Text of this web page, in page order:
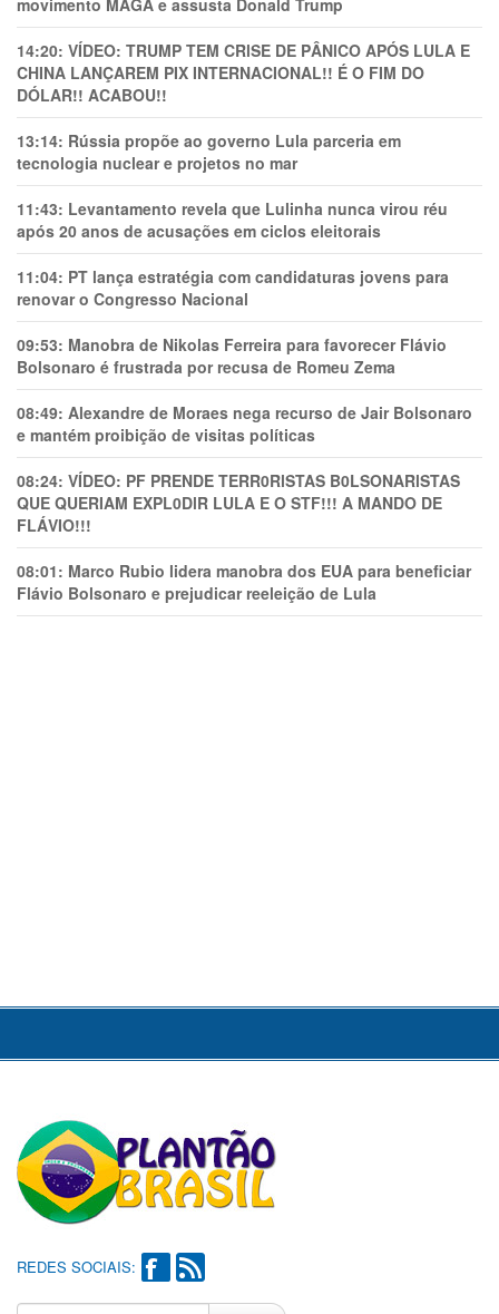
movimento MAGA e assusta Donald Trump
14:20: VÍDEO: TRUMP TEM CRlSE DE PÂNlCO APÓS LULA E
CHINA LANÇAREM PIX INTERNACIONAL!! É O FIM DO
DÓLAR!! ACABOU!!
13:14: Rússia propõe ao governo Lula parceria em
tecnologia nuclear e projetos no mar
11:43: Levantamento revela que Lulinha nunca virou réu
após 20 anos de acusações em ciclos eleitorais
11:04: PT lança estratégia com candidaturas jovens para
renovar o Congresso Nacional
09:53: Manobra de Nikolas Ferreira para favorecer Flávio
Bolsonaro é frustrada por recusa de Romeu Zema
08:49: Alexandre de Moraes nega recurso de Jair Bolsonaro
e mantém proibição de visitas políticas
08:24: VÍDEO: PF PRENDE TERR0RlSTAS B0LSONARlSTAS
QUE QUERIAM EXPL0DlR LULA E O STF!!! A MANDO DE
FLÁVIO!!!
08:01: Marco Rubio lidera manobra dos EUA para beneficiar
Flávio Bolsonaro e prejudicar reeleição de Lula
REDES SOCIAIS: